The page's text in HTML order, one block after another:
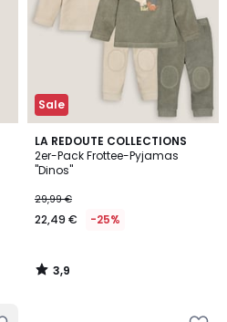
Sale
LA REDOUTE COLLECTIONS
2er-Pack Frottee-Pyjamas
"Dinos"
29,99 €
22,49 € -25%
3,9
/ 5
3,9
/